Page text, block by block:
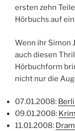
ersten zehn
Hörbuchs auf
Wenn ihr Simon
auch diesen
Hörbuchform
nicht nur die
07.01.2008:
09.01.2008:
11.01.2008: